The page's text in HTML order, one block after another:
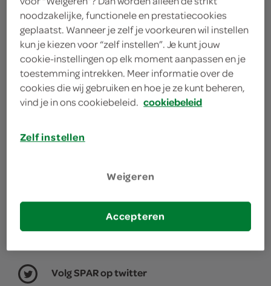
boodschappen?
Je bestelt de boodschappen bij de lokale SPAR in
jouw buurt. Het assortiment varieert per SPAR
winkel, daarom willen we graag weten waar jij je
boodschappen doet.
kies je winkel
Volg SPAR op twitter
noodzakelijke, functionele en prestatiecookies
geplaatst. Wanneer je zelf je voorkeuren wil instellen
kun je kiezen voor “zelf instellen”. Je kunt jouw
cookie-instellingen op elk moment aanpassen en je
toestemming intrekken. Meer informatie over de
cookies die wij gebruiken en hoe je ze kunt beheren,
vind je in ons cookiebeleid. cookiebeleid
Zelf instellen
Weigeren
Accepteren